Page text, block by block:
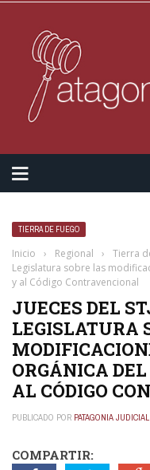
TIERRA DE FUEGO
Inicio › Regional › Tierra
Legislatura sobre las
y al Código Contravencional
JUECES DEL
LEGISLATURA
ORGÁNICA
AL CÓDIGO
PUBLICADO POR PATAGONIA JUDICIAL
COMPARTIR: